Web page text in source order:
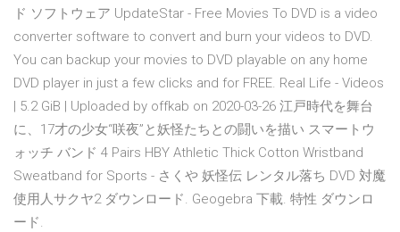
ド ソフトウェア UpdateStar - Free Movies To DVD is a video
converter software to convert and burn your videos to DVD.
You can backup your movies to DVD playable on any home
DVD player in just a few clicks and for FREE. Real Life - Videos
| 5.2 GiB | Uploaded by offkab on 2020-03-26 江戸時代を舞台
に、17才の少女“咲夜”と妖怪たちとの闘いを描い スマートウ
ォッチ バンド 4 Pairs HBY Athletic Thick Cotton Wristband
Sweatband for Sports - さくや 妖怪伝 レンタル落ち DVD 対魔
使用人サクヤ2 ダウンロード. Geogebra 下載. 特性 ダウンロ
ード.